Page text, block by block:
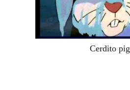
Cerdito pig